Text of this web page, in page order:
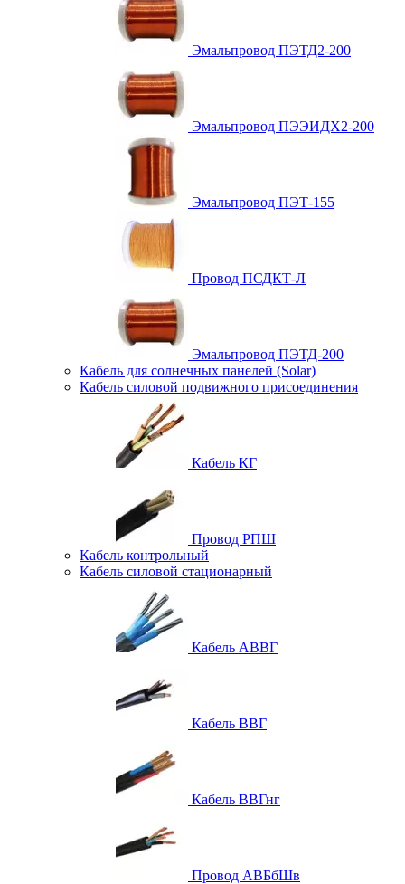
Эмальпровод ПЭТД2-200
Эмальпровод ПЭЭИДХ2-200
Эмальпровод ПЭТ-155
Провод ПСДКТ-Л
Эмальпровод ПЭТД-200
Кабель для солнечных панелей (Solar)
Кабель силовой подвижного присоединения
Кабель КГ
Провод РПШ
Кабель контрольный
Кабель силовой стационарный
Кабель АВВГ
Кабель ВВГ
Кабель ВВГнг
Провод АВБбШв